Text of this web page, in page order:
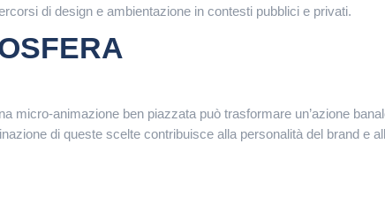
di design e ambientazione in contesti pubblici e privati.
animazione ben piazzata può trasformare un’azione
di queste scelte contribuisce alla personalità del brand e